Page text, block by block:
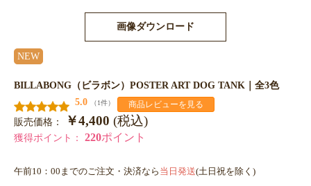
画像ダウンロード
NEW
BILLABONG（ビラボン）POSTER ART DOG TANK｜全3色
5.0
（1件） 商品レビューを見る
販売価格： ￥4,400 (税込)
獲得ポイント： 220ポイント
午前10：00までのご注文・決済なら 当日発送(土日祝を除く)